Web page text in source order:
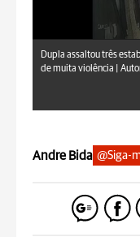
Dupla assaltou três
de muita violência |
Andre Bida @Siga-